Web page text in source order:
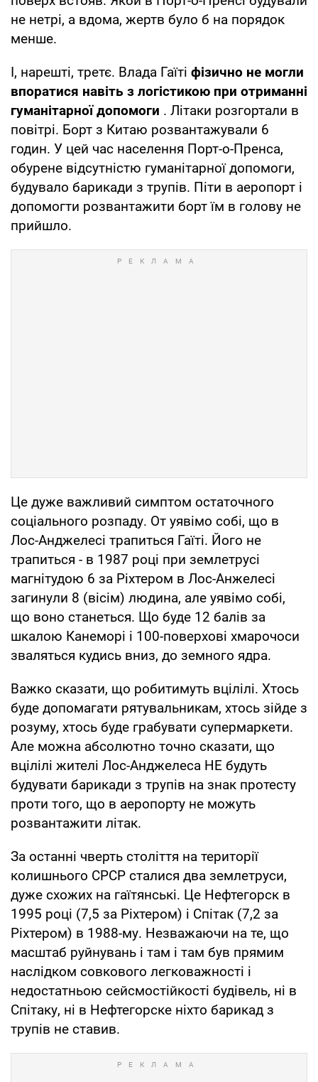
не нетрі, а вдома, жертв було б на порядок
менше.
І, нарешті, третє. Влада Гаїті фізично не могли
впоратися навіть з логістикою при отриманні
гуманітарної допомоги . Літаки розгортали в
повітрі. Борт з Китаю розвантажували 6
годин. У цей час населення Порт-о-Пренса,
обурене відсутністю гуманітарної допомоги,
будувало барикади з трупів. Піти в аеропорт і
допомогти розвантажити борт їм в голову не
прийшло.
Це дуже важливий симптом остаточного
соціального розпаду. От уявімо собі, що в
Лос-Анджелесі трапиться Гаїті. Його не
трапиться - в 1987 році при землетрусі
магнітудою 6 за Ріхтером в Лос-Анжелесі
загинули 8 (вісім) людина, але уявімо собі,
що воно станеться. Що буде 12 балів за
шкалою Канеморі і 100-поверхові хмарочоси
зваляться кудись вниз, до земного ядра.
Важко сказати, що робитимуть вцілілі. Хтось
буде допомагати рятувальникам, хтось зійде з
розуму, хтось буде грабувати супермаркети.
Але можна абсолютно точно сказати, що
вцілілі жителі Лос-Анджелеса НЕ будуть
будувати барикади з трупів на знак протесту
проти того, що в аеропорту не можуть
розвантажити літак.
За останні чверть століття на території
колишнього СРСР сталися два землетруси,
дуже схожих на гаїтянські. Це Нефтегорск в
1995 році (7,5 за Ріхтером) і Спітак (7,2 за
Ріхтером) в 1988-му. Незважаючи на те, що
масштаб руйнувань і там і там був прямим
наслідком совкового легковажності і
недостатньою сейсмостійкості будівель, ні в
Спітаку, ні в Нефтегорске ніхто барикад з
трупів не ставив.